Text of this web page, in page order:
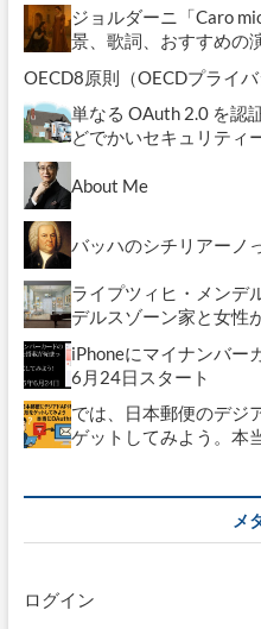
ジョルダーニ「Caro
景、歌詞、おすすめの
OECD8原則（OECDプライ
単なる OAuth 2.0 を認
どでかいセキュリティ
About Me
バッハのシチリアーノ
ライプツィヒ・メンデ
デルスゾーン家と女性
iPhoneにマイナンバー
6月24日スタート
では、日本郵便のデジ
ゲットしてみよう。本
メ
ログイン